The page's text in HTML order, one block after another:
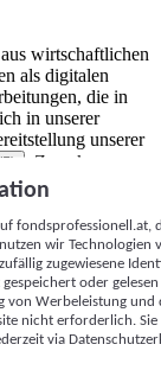
wirtschaftlichen
als digitalen
die in
in unserer
unserer
. Zwecke:
Werbeleistung
(z. B. login-
mit anderen
usw.) auf
werden, um es
einer Webseite
hier aufgeführten
wir Technologien
zugewiesene
oder
von Werbeleistung
nicht erforderlich.
via